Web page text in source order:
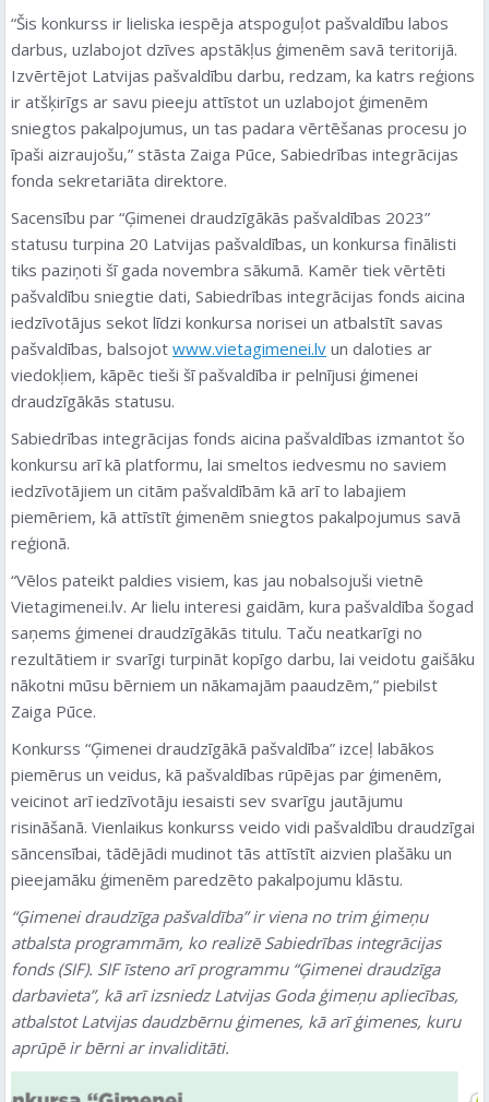
“Šis konkurss ir lieliska iespēja atspoguļot pašvaldību labos
darbus, uzlabojot dzīves apstākļus ģimenēm savā teritorijā.
Izvērtējot Latvijas pašvaldību darbu, redzam, ka katrs reģions
ir atšķirīgs ar savu pieeju attīstot un uzlabojot ģimenēm
sniegtos pakalpojumus, un tas padara vērtēšanas procesu jo
īpaši aizraujošu,” stāsta Zaiga Pūce, Sabiedrības integrācijas
fonda sekretariāta direktore.
Sacensību par “Ģimenei draudzīgākās pašvaldības 2023”
statusu turpina 20 Latvijas pašvaldības, un konkursa finālisti
tiks paziņoti šī gada novembra sākumā. Kamēr tiek vērtēti
pašvaldību sniegtie dati, Sabiedrības integrācijas fonds aicina
iedzīvotājus sekot līdzi konkursa norisei un atbalstīt savas
pašvaldības, balsojot www.vietagimenei.lv un daloties ar
viedokļiem, kāpēc tieši šī pašvaldība ir pelnījusi ģimenei
draudzīgākās statusu.
Sabiedrības integrācijas fonds aicina pašvaldības izmantot šo
konkursu arī kā platformu, lai smeltos iedvesmu no saviem
iedzīvotājiem un citām pašvaldībām kā arī to labajiem
piemēriem, kā attīstīt ģimenēm sniegtos pakalpojumus savā
reģionā.
“Vēlos pateikt paldies visiem, kas jau nobalsojuši vietnē
Vietagimenei.lv. Ar lielu interesi gaidām, kura pašvaldība šogad
saņems ģimenei draudzīgākās titulu. Taču neatkarīgi no
rezultātiem ir svarīgi turpināt kopīgo darbu, lai veidotu gaišāku
nākotni mūsu bērniem un nākamajām paaudzēm,” piebilst
Zaiga Pūce.
Konkurss “Ģimenei draudzīgākā pašvaldība” izceļ labākos
piemērus un veidus, kā pašvaldības rūpējas par ģimenēm,
veicinot arī iedzīvotāju iesaisti sev svarīgu jautājumu
risināšanā. Vienlaikus konkurss veido vidi pašvaldību draudzīgai
sāncensībai, tādējādi mudinot tās attīstīt aizvien plašāku un
pieejamāku ģimenēm paredzēto pakalpojumu klāstu.
“Ģimenei draudzīga pašvaldība” ir viena no trim ģimeņu
atbalsta programmām, ko realizē Sabiedrības integrācijas
fonds (SIF). SIF īsteno arī programmu “Ģimenei draudzīga
darbavieta”, kā arī izsniedz Latvijas Goda ģimeņu apliecības,
atbalstot Latvijas daudzbērnu ģimenes, kā arī ģimenes, kuru
aprūpē ir bērni ar invaliditāti.